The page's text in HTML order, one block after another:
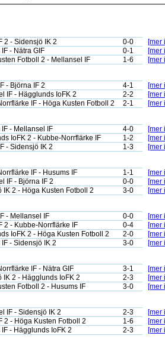
2 - Sidensjö IK 2 0-0
[mer
IF - Nätra GIF 0-1
[mer
Fotboll 2 - Mellansel IF 1-6 [mer
- Björna IF 2 4-1
[mer
IF - Hägglunds IoFK 2 2-2
[mer
IF - Höga Kusten Fotboll 2 2-1 [mer
IF - Mellansel IF 4-0
[mer
IoFK 2 - Kubbe-Norrflärke IF 1-2
[mer
- Sidensjö IK 2 1-3 [mer
IF - Husums IF 1-1
[mer
IF - Björna IF 2 0-0
[mer
IK 2 - Höga Kusten Fotboll 2 3-0 [mer
- Mellansel IF 0-0
[mer
2 - Kubbe-Norrflärke IF 0-4
[mer
IoFK 2 - Höga Kusten Fotboll 2 2-0
[mer
IF - Sidensjö IK 2 3-0 [mer
IF - Nätra GIF 3-1
[mer
IK 2 - Hägglunds IoFK 2 2-3
[mer
Fotboll 2 - Husums IF 3-0 [mer
IF - Sidensjö IK 2 2-3
[mer
2 - Höga Kusten Fotboll 2 1-6
[mer
IF - Hägglunds IoFK 2 2-3 [mer